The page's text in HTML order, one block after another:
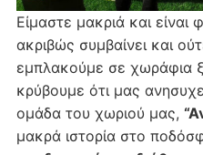
Είμαστε μακριά και είναι
ακριβώς συμβαίνει και
εμπλακούμε σε χωράφια
κρύβουμε ότι μας
ομάδα του χωριού μας,
μακρά ιστορία στο